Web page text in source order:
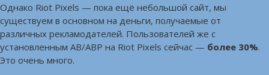
Однако Riot Pixels — пока ещё небольшой сайт, мы
существуем в основном на деньги, получаемые от
различных рекламодателей. Пользователей же с
установленным AB/ABP на Riot Pixels сейчас — более 30%.
Это очень много.